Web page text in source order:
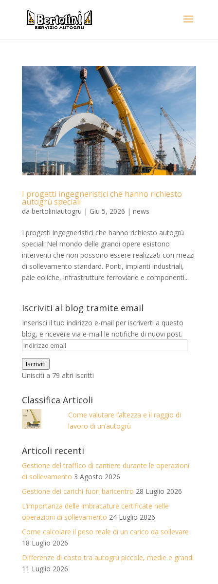
I progetti ingegneristici che hanno richiesto
autogrù speciali
da bertoliniautogru | Giu 5, 2026 | news
I progetti ingegneristici che hanno richiesto autogrù
speciali Nel mondo delle grandi opere esistono
interventi che non possono essere realizzati con mezzi
di sollevamento standard. Ponti, impianti industriali,
pale eoliche, infrastrutture ferroviarie e componenti...
Iscriviti al blog tramite email
Inserisci il tuo indirizzo e-mail per iscriverti a questo
blog, e ricevere via e-mail le notifiche di nuovi post.
Indirizzo
email
Iscriviti
Unisciti a 79 altri iscritti
Classifica Articoli
Come valutare l’altezza e il raggio di
lavoro di un’autogrù
Articoli recenti
Gestione del traffico di cantiere durante le operazioni
di sollevamento 3 Agosto 2026
Gestione dei carichi fuori baricentro 28 Luglio 2026
L’importanza delle imbracature certificate nelle
operazioni di sollevamento 24 Luglio 2026
Come calcolare il peso reale di un carico da sollevare
18 Luglio 2026
Differenze di costo tra autogrù piccole, medie e grandi
11 Luglio 2026